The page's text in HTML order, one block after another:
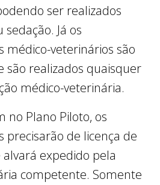
ser realizados
Já os
médico-veterinários são
são realizados quaisquer
médico-veterinária.
no Plano Piloto, os
precisarão de licença de
expedido pela
competente. Somente